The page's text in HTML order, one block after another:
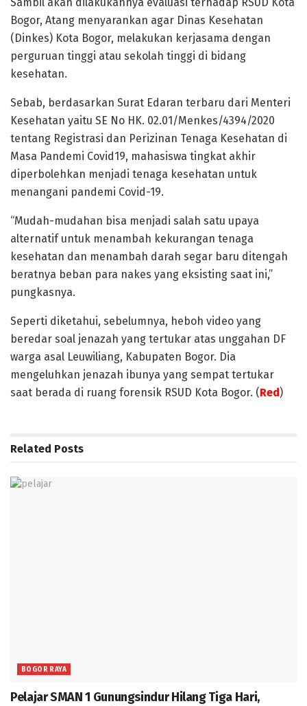
Bogor, Atang menyarankan agar Dinas Kesehatan
(Dinkes) Kota Bogor, melakukan kerjasama dengan
perguruan tinggi atau sekolah tinggi di bidang
kesehatan.
Sebab, berdasarkan Surat Edaran terbaru dari Menteri
Kesehatan yaitu SE No HK. 02.01/Menkes/4394/2020
tentang Registrasi dan Perizinan Tenaga Kesehatan di
Masa Pandemi Covid19, mahasiswa tingkat akhir
diperbolehkan menjadi tenaga kesehatan untuk
menangani pandemi Covid-19.
“Mudah-mudahan bisa menjadi salah satu upaya
alternatif untuk menambah kekurangan tenaga
kesehatan dan menambah darah segar baru ditengah
beratnya beban para nakes yang eksisting saat ini,”
pungkasnya.
Seperti diketahui, sebelumnya, heboh video yang
beredar soal jenazah yang tertukar atas unggahan DF
warga asal Leuwiliang, Kabupaten Bogor. Dia
mengeluhkan jenazah ibunya yang sempat tertukar
saat berada di ruang forensik RSUD Kota Bogor. (Red )
Related Posts
BOGOR RAYA
Pelajar SMAN 1 Gunungsindur Hilang Tiga Hari,